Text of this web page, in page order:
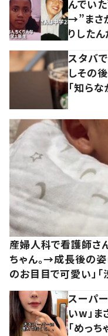
んでい
→”まさ
りしたん
スタバ
しその
「知らな
産婦人科で看護師さ
ちゃん。→成長後の姿
のお目目で可愛い」「
スーパ
いw」ま
「めっ